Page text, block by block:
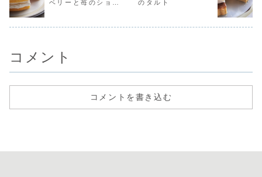
文いただくと見た
目と違いズッシリ
を使用しシンプル
はご予約で
しておりま
ベリーと苺のショー
のタルト
コメント
コメントを書き込む